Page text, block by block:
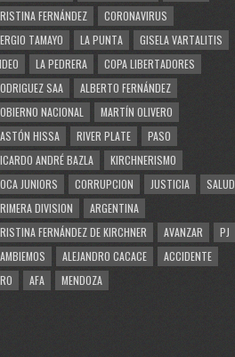
FERNÁNDEZ
CORONAVIRUS
TAMAYO
LA PUNTA
GISELA VARTALITIS
LA PEDRERA
COPA LIBERTADORES
SAA
ALBERTO FERNÁNDEZ
NACIONAL
MARTÍN OLIVERO
HISSA
RIVER PLATE
PASO
ANDRÉ BAZLA
KIRCHNERISMO
JUNIORS
CORRUPCION JUSTICIA
SALUD
DIVISION
ARGENTINA
FERNÁNDEZ DE KIRCHNER
AVANZAR
PJ
ALEJANDRO CACACE
ACCIDENTE
AFA MENDOZA